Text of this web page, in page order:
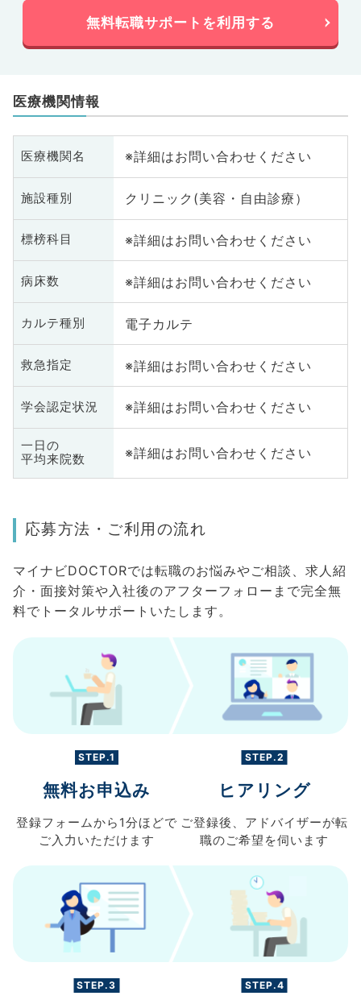
無料転職サポートを利用する
医療機関情報
医療機関名 ※詳細はお問い合わせください
施設種別 クリニック(美容・自由診療）
標榜科目 ※詳細はお問い合わせください
病床数 ※詳細はお問い合わせください
カルテ種別 電子カルテ
救急指定 ※詳細はお問い合わせください
学会認定状況 ※詳細はお問い合わせください
一日の
平均来院数
※詳細はお問い合わせください
応募方法・ご利用の流れ
マイナビDOCTORでは転職のお悩みやご相談、求人紹
介・面接対策や入社後のアフターフォローまで完全無
料でトータルサポートいたします。
STEP.1
無料お申込み
登録フォームから 1分ほどで
ご入力 いただけます
STEP.2
ヒアリング
ご登録後、 アドバイザーが転
職のご希望を伺います
STEP.3 STEP.4